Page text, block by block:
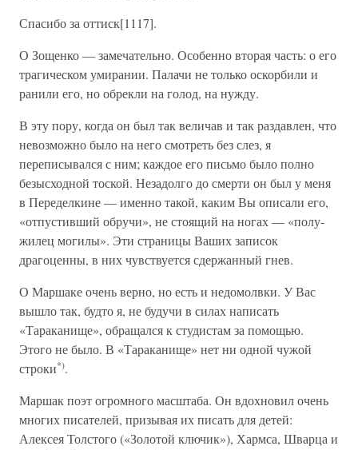
Спасибо за оттиск[1117].
О Зощенко — замечательно. Особенно вторая часть: о его
трагическом умирании. Палачи не только оскорбили и
ранили его, но обрекли на голод, на нужду.
В эту пору, когда он был так величав и так раздавлен, что
невозможно было на него смотреть без слез, я
переписывался с ним; каждое его письмо было полно
безысходной тоской. Незадолго до смерти он был у меня
в Переделкине — именно такой, каким Вы описали его,
«отпустивший обручи», не стоящий на ногах — «полу-
жилец могилы». Эти страницы Ваших записок
драгоценны, в них чувствуется сдержанный гнев.
О Маршаке очень верно, но есть и недомолвки. У Вас
вышло так, будто я, не будучи в силах написать
«Тараканище», обращался к студистам за помощью.
Этого не было. В «Тараканище» нет ни одной чужой
строки*).
Маршак поэт огромного масштаба. Он вдохновил очень
многих писателей, призывая их писать для детей:
Алексея Толстого («Золотой ключик»), Хармса, Шварца и